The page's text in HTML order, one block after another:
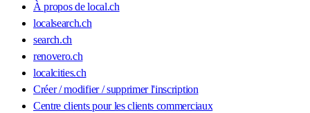
À propos de local.ch
localsearch.ch
search.ch
renovero.ch
localcities.ch
Créer / modifier / supprimer l'inscription
Centre clients pour les clients commerciaux